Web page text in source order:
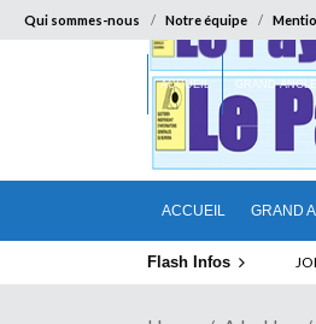
Qui sommes-nous Notre équipe
ACCUEIL GRAND
ACCUEIL GRAND ANGLE
Flash Infos